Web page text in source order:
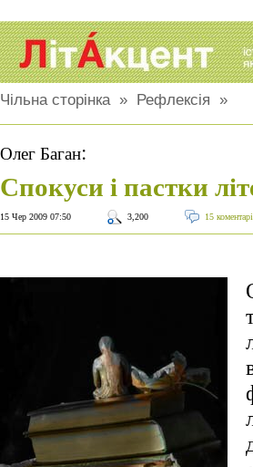
Чільна сторінка» Рефлексія »
Олег Баган:
Спокуси і пастки
15 Чер 2009 07:50 3,200 15